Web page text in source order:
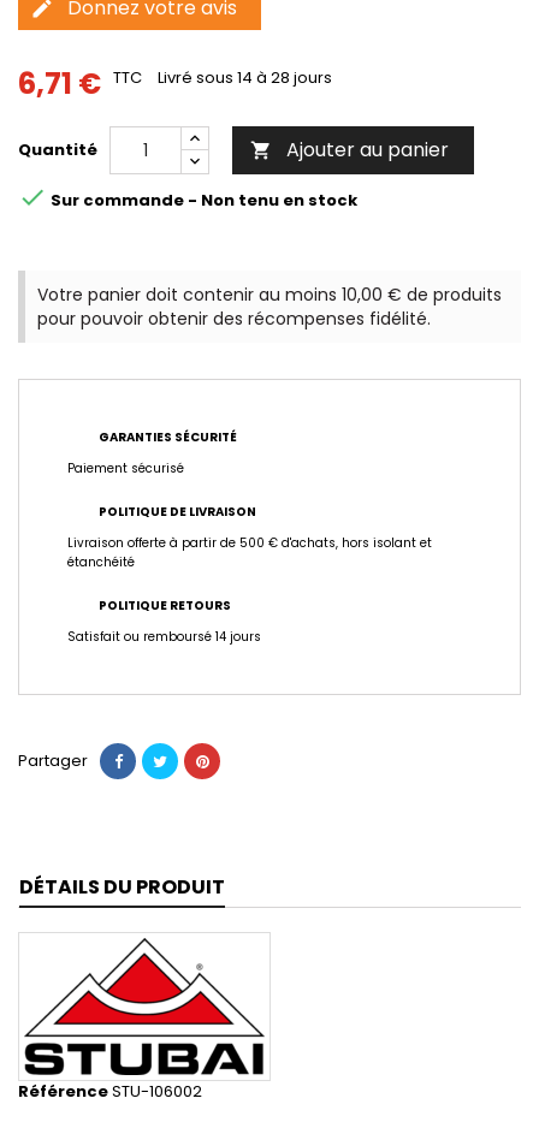
edit Donnez votre avis
6,71 € TTC Livré sous 14 à 28 jours
Quantité  Ajouter au panier
 Sur commande - Non tenu en stock
Votre panier doit contenir au moins 10,00 € de produits
pour pouvoir obtenir des récompenses fidélité.
GARANTIES SÉCURITÉ
Paiement sécurisé
POLITIQUE DE LIVRAISON
Livraison offerte à partir de 500 € d'achats, hors isolant et
étanchéité
POLITIQUE RETOURS
Satisfait ou remboursé 14 jours
Partager
DÉTAILS DU PRODUIT
RéférenceSTU-106002